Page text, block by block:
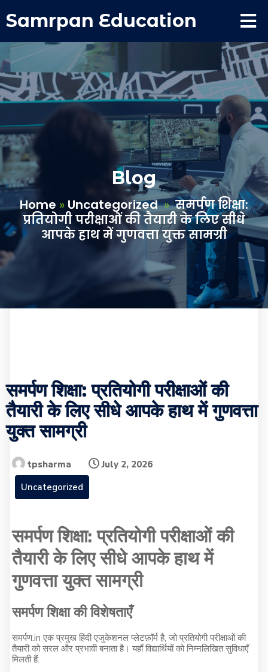
Samrpan Education
Blog
Home » Uncategorized»समर्पण शिक्षा:
प्रतियोगी परीक्षाओं की तैयारी के लिए सीधे
आपके हाथ में गुणवत्ता युक्त सामग्री
समर्पण शिक्षा: प्रतियोगी परीक्षाओं की
तैयारी के लिए सीधे आपके हाथ में गुणवत्ता
युक्त सामग्री
tpsharma
July 2, 2026
Uncategorized
समर्पण शिक्षा: प्रतियोगी परीक्षाओं की
तैयारी के लिए सीधे आपके हाथ में
गुणवत्ता युक्त सामग्री
समर्पण शिक्षा की विशेषताएँ
समर्पण.in एक प्रमुख हिंदी एजुकेशनल प्लेटफ़ॉर्म है, जो प्रतियोगी परीक्षाओं की
तैयारी को सरल और प्रभावी बनाता है। यहाँ विद्यार्थियों को निम्नलिखित सुविधाएँ
मिलती हैं: